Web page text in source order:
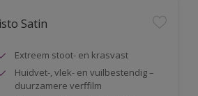
Satin
Extreem stoot- en krasvast
Huidvet-, vlek- en vuilbestendig –
duurzamere verffilm